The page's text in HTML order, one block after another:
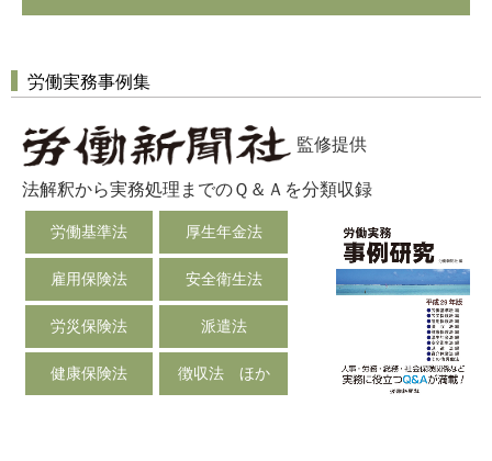
労働実務事例集
監修提供
法解釈から実務処理までのＱ＆Ａを分類収録
労働基準法 厚生年金法
雇用保険法 安全衛生法
労災保険法 派遣法
健康保険法 徴収法 ほか